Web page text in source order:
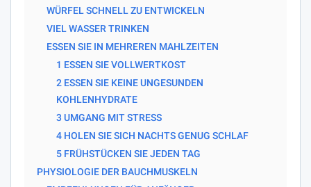
WÜRFEL SCHNELL ZU ENTWICKELN
VIEL WASSER TRINKEN
ESSEN SIE IN MEHREREN MAHLZEITEN
1 ESSEN SIE VOLLWERTKOST
2 ESSEN SIE KEINE UNGESUNDEN
KOHLENHYDRATE
3 UMGANG MIT STRESS
4 HOLEN SIE SICH NACHTS GENUG SCHLAF
5 FRÜHSTÜCKEN SIE JEDEN TAG
PHYSIOLOGIE DER BAUCHMUSKELN